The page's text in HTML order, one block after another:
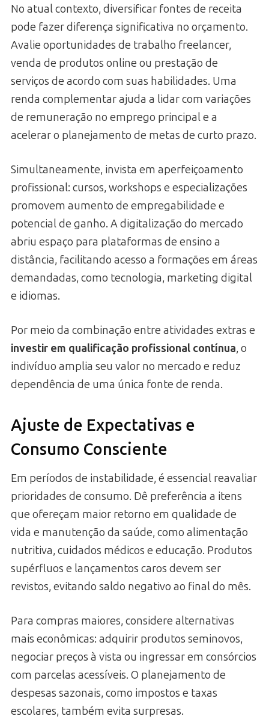
No atual contexto, diversificar fontes de receita
pode fazer diferença significativa no orçamento.
Avalie oportunidades de trabalho freelancer,
venda de produtos online ou prestação de
serviços de acordo com suas habilidades. Uma
renda complementar ajuda a lidar com variações
de remuneração no emprego principal e a
acelerar o planejamento de metas de curto prazo.
Simultaneamente, invista em aperfeiçoamento
profissional: cursos, workshops e especializações
promovem aumento de empregabilidade e
potencial de ganho. A digitalização do mercado
abriu espaço para plataformas de ensino a
distância, facilitando acesso a formações em áreas
demandadas, como tecnologia, marketing digital
e idiomas.
Por meio da combinação entre atividades extras e
investir em qualificação profissional contínua, o
indivíduo amplia seu valor no mercado e reduz
dependência de uma única fonte de renda.
Ajuste de Expectativas e
Consumo Consciente
Em períodos de instabilidade, é essencial reavaliar
prioridades de consumo. Dê preferência a itens
que ofereçam maior retorno em qualidade de
vida e manutenção da saúde, como alimentação
nutritiva, cuidados médicos e educação. Produtos
supérfluos e lançamentos caros devem ser
revistos, evitando saldo negativo ao final do mês.
Para compras maiores, considere alternativas
mais econômicas: adquirir produtos seminovos,
negociar preços à vista ou ingressar em consórcios
com parcelas acessíveis. O planejamento de
despesas sazonais, como impostos e taxas
escolares, também evita surpresas.